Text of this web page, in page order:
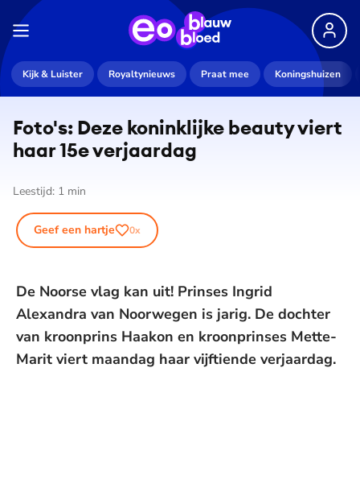
Kijk & Luister Royaltynieuws Praat mee Koningshuizen
Foto's: Deze koninklijke beauty viert
haar 15e verjaardag
Leestijd: 1 min
Geef een hartje 0x
De Noorse vlag kan uit! Prinses Ingrid
Alexandra van Noorwegen is jarig. De dochter
van kroonprins Haakon en kroonprinses Mette-
Marit viert maandag haar vijftiende verjaardag.